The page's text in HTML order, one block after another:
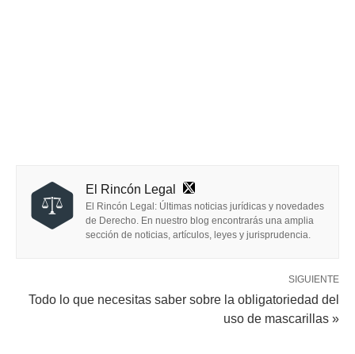
El Rincón Legal
El Rincón Legal: Últimas noticias jurídicas y novedades
de Derecho. En nuestro blog encontrarás una amplia
sección de noticias, artículos, leyes y jurisprudencia.
SIGUIENTE
Todo lo que necesitas saber sobre la obligatoriedad del
uso de mascarillas »